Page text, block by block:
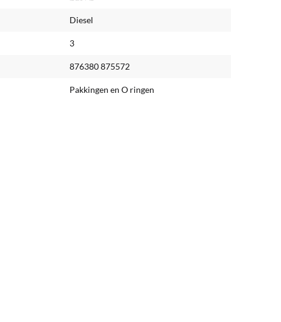
Diesel
3
876380 875572
Pakkingen en O ringen